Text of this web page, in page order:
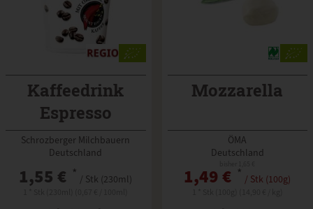
Kaffeedrink
Espresso
Schrozberger Milchbauern
Deutschland
1,55 € * / Stk (230ml)
Mozzarella
ÖMA
Deutschland
1,49 € * / Stk (100g)